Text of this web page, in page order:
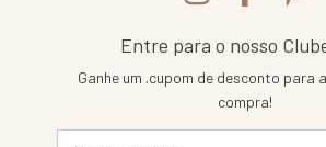
Entre para o nosso
Ganhe um .cupom de desconto para
compra!